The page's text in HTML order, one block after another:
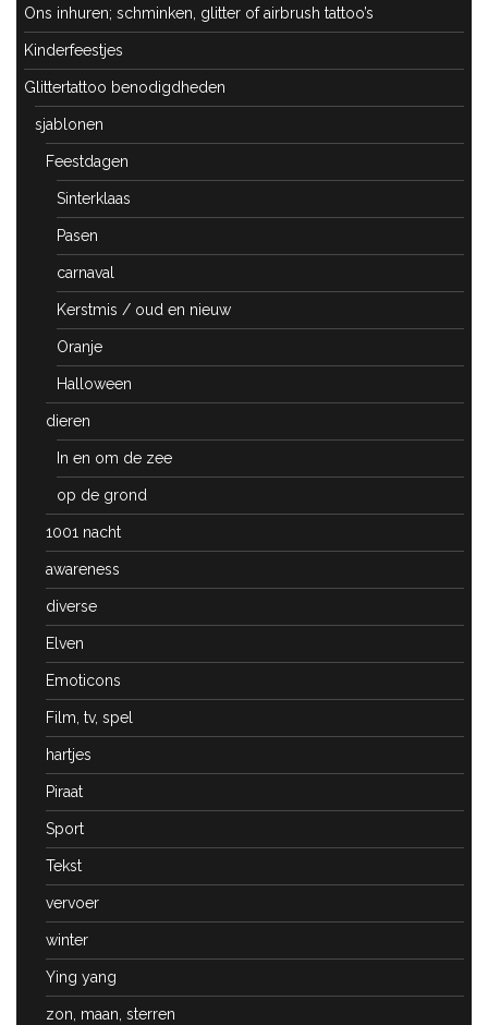
Ons inhuren; schminken, glitter of airbrush tattoo’s
Kinderfeestjes
Glittertattoo benodigdheden
sjablonen
Feestdagen
Sinterklaas
Pasen
carnaval
Kerstmis / oud en nieuw
Oranje
Halloween
dieren
In en om de zee
op de grond
1001 nacht
awareness
diverse
Elven
Emoticons
Film, tv, spel
hartjes
Piraat
Sport
Tekst
vervoer
winter
Ying yang
zon, maan, sterren